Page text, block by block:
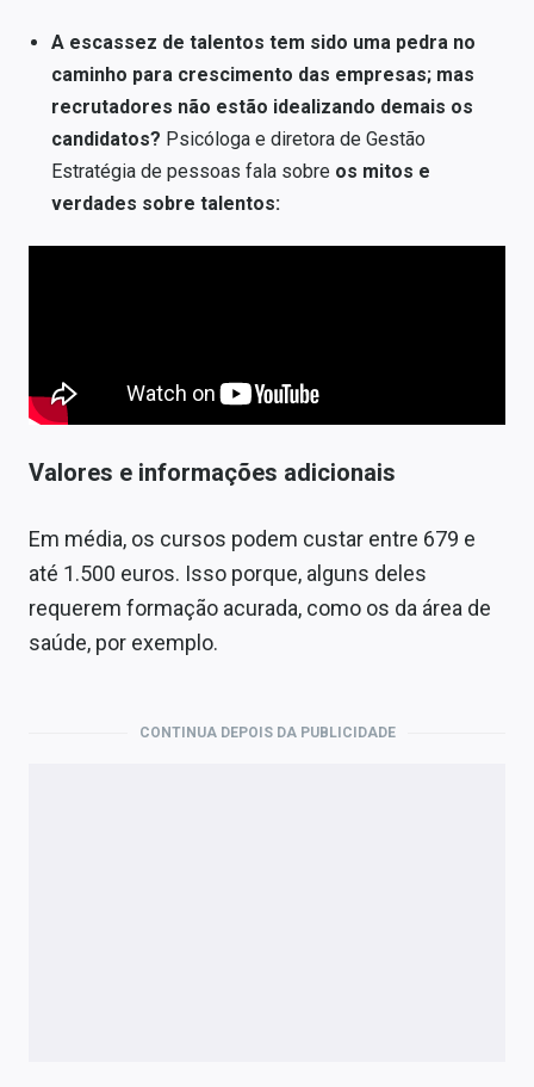
A escassez de talentos tem sido uma pedra no
caminho para crescimento das empresas; mas
recrutadores não estão idealizando demais os
candidatos? Psicóloga e diretora de Gestão
Estratégia de pessoas fala sobre os mitos e
verdades sobre talentos:
Valores e informações adicionais
Em média, os cursos podem custar entre 679 e
até 1.500 euros. Isso porque, alguns deles
requerem formação acurada, como os da área de
saúde, por exemplo.
CONTINUA DEPOIS DA PUBLICIDADE